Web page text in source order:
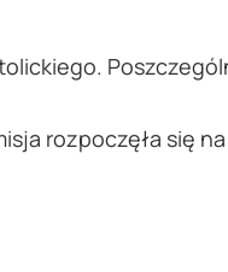
rozpoczęła się